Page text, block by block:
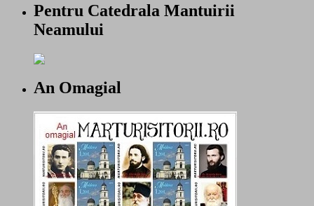
Pentru Catedrala Mantuirii
Neamului
An Omagial